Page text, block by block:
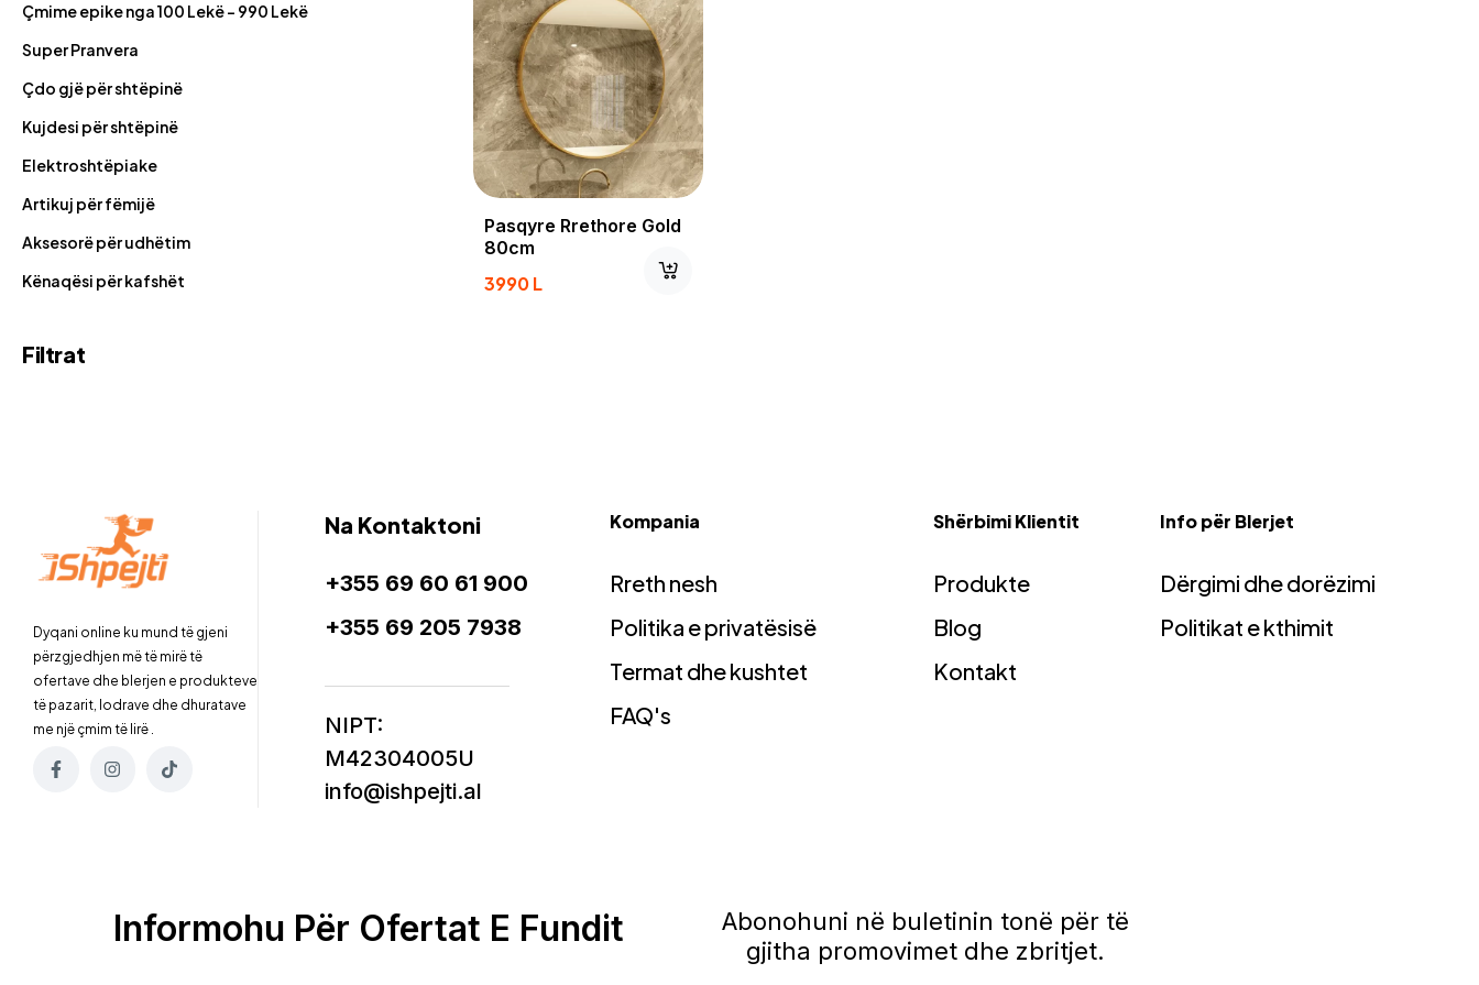
Pasqyre Rrethore Gold
80cm
3990L
Çmime epike nga 100 Lekë - 990 Lekë
Super Pranvera
Çdo gjë për shtëpinë
Kujdesi për shtëpinë
Elektroshtëpiake
Artikuj për fëmijë
Aksesorë për udhëtim
Kënaqësi për kafshët
Filtrat
Dyqani online ku mund të gjeni
përzgjedhjen më të mirë të
ofertave dhe blerjen e produkteve
të pazarit, lodrave dhe dhuratave
me një çmim të lirë .
Na Kontaktoni
+355 69 60 61 900
+355 69 205 7938
NIPT:
M42304005U
info@ishpejti.al
Kompania
Rreth nesh
Politika e privatësisë
Termat dhe kushtet
FAQ's
Shërbimi Klientit
Produkte
Blog
Kontakt
Info për Blerjet
Dërgimi dhe dorëzimi
Politikat e kthimit
Informohu Për Ofertat E Fundit
Abonohuni në buletinin tonë për të
gjitha promovimet dhe zbritjet.